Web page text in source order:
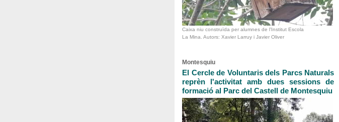
Caixa niu construïda per alumnes de l'Institut Escola
La Mina. Autors: Xavier Larruy i Javier Oliver
Montesquiu
El Cercle de Voluntaris dels Parcs Naturals
reprèn l'activitat amb dues sessions de
formació al Parc del Castell de Montesquiu